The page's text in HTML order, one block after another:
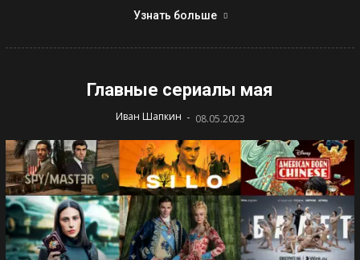
Узнать больше
Главные сериалы мая
Иван Шапкин - 08.05.2023